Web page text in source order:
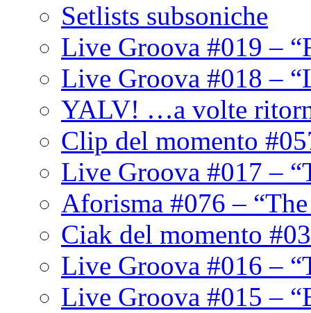
Setlists subsoniche
Live Groova #019 –
Live Groova #018 –
YALV! …a volte
Clip del momento
Live Groova #017 –
Aforisma #076 –
Ciak del momento
Live Groova #016 –
Live Groova #015 –